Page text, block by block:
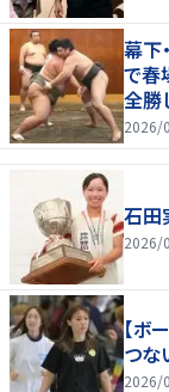
幕下
で春
全勝
2026/
石田
2026/
【ボ
つな
2026/